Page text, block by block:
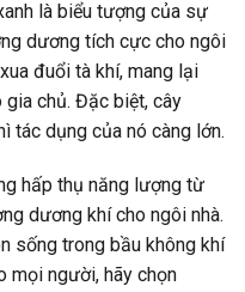
là biểu tượng của sự
dương tích cực cho ngôi
đuổi tà khí, mang lại
chủ. Đặc biệt, cây
tác dụng của nó càng lớn.
hấp thụ năng lượng từ
dương khí cho ngôi nhà.
sống trong bầu không khí
mọi người, hãy chọn